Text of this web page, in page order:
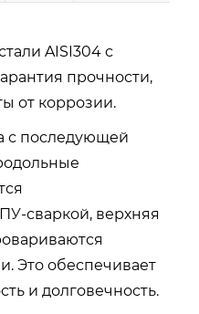
AISI304 с
прочности,
от коррозии.
с последующей
сваркой, верхняя
Это обеспечивает
и долговечность.